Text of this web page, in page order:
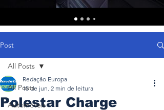
Post
All Posts
Automóveis
All Posts
Polestar Charge
Redação Europa
15 de jun. 2 min de leitura